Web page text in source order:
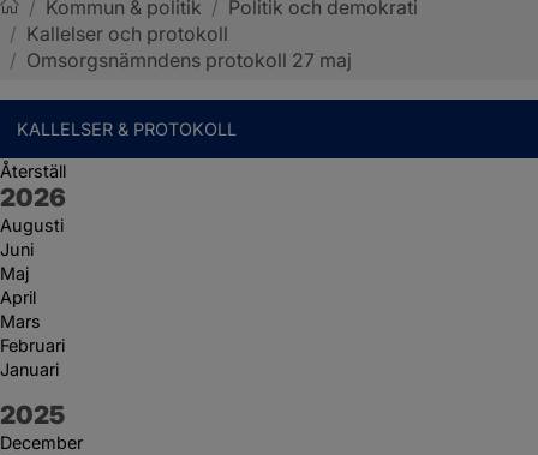
Sotenäs kommun
/ Kommun & politik / Politik och demokrati
/ Kallelser och protokoll
/ Omsorgsnämndens protokoll 27 maj
KALLELSER & PROTOKOLL
Återställ
År:
2026
Augusti
Juni
Maj
April
Mars
Februari
Januari
År:
2025
December